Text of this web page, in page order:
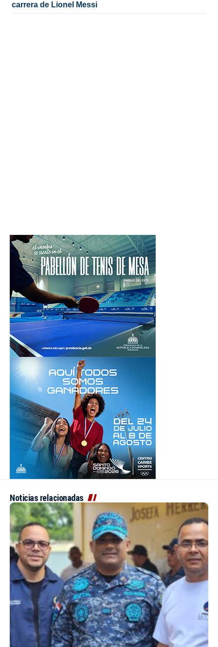
carrera de Lionel Messi
Noticias relacionadas